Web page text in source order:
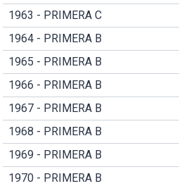
1963 - PRIMERA C
1964 - PRIMERA B
1965 - PRIMERA B
1966 - PRIMERA B
1967 - PRIMERA B
1968 - PRIMERA B
1969 - PRIMERA B
1970 - PRIMERA B